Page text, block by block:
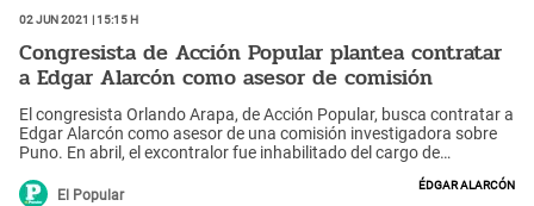
02 Jun 2021 | 15:15 h
Congresista de Acción Popular plantea contratar
a Edgar Alarcón como asesor de comisión
El congresista Orlando Arapa, de Acción Popular, busca contratar a
Edgar Alarcón como asesor de una comisión investigadora sobre
Puno. En abril, el excontralor fue inhabilitado del cargo de
El Popular
Édgar Alarcón